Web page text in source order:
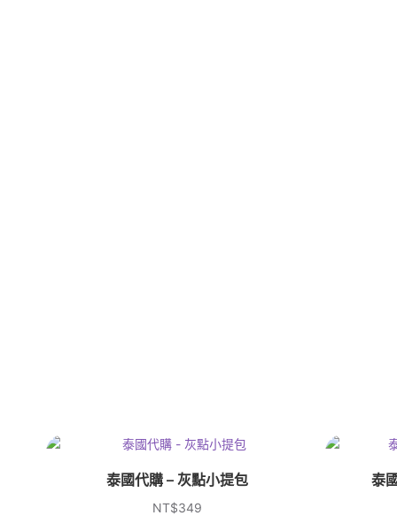
泰國代購 – 灰點小提包
NT$349
泰